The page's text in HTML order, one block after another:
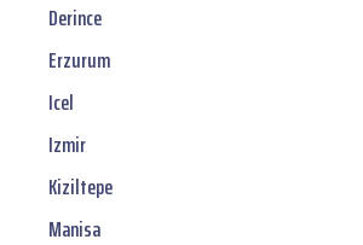
Derince
Erzurum
Icel
Izmir
Kiziltepe
Manisa